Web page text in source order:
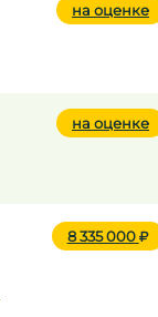
на оценке
на оценке
8 335 000